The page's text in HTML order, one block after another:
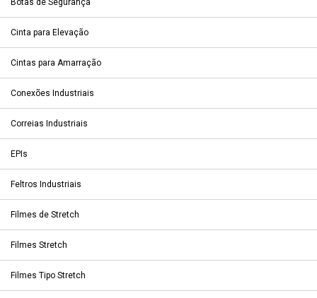
Botas de Segurança
Cinta para Elevação
Cintas para Amarração
Conexões Industriais
Correias Industriais
EPIs
Feltros Industriais
Filmes de Stretch
Filmes Stretch
Filmes Tipo Stretch